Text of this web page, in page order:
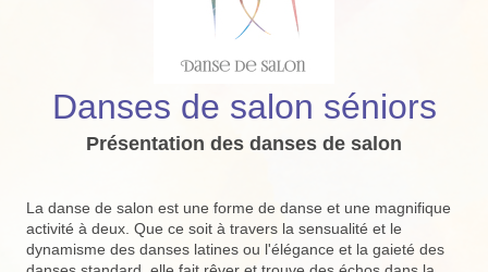
Danses de salon séniors
Présentation des danses de salon
La danse de salon est une forme de danse et une magnifique
activité à deux. Que ce soit à travers la sensualité et le
dynamisme des danses latines ou l'élégance et la gaieté des